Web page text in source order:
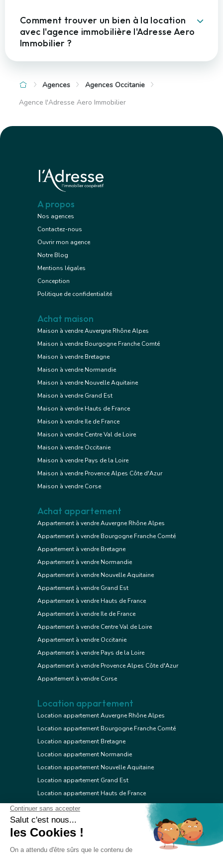
Comment trouver un bien à la location
avec l'agence immobilière l'Adresse Aero
Immobilier ?
Agences
Agences Occitanie
Agence l'Adresse Aero Immobilier
A propos
Nos agences
Contactez-nous
Ouvrir mon agence
Notre Blog
Mentions légales
Conception
Politique de confidentialité
Achat maison
Maison à vendre Auvergne Rhône Alpes
Maison à vendre Bourgogne Franche Comté
Maison à vendre Bretagne
Maison à vendre Normandie
Maison à vendre Nouvelle Aquitaine
Maison à vendre Grand Est
Maison à vendre Hauts de France
Maison à vendre Ile de France
Maison à vendre Centre Val de Loire
Maison à vendre Occitanie
Maison à vendre Pays de la Loire
Maison à vendre Provence Alpes Côte d'Azur
Maison à vendre Corse
Achat appartement
Appartement à vendre Auvergne Rhône Alpes
Appartement à vendre Bourgogne Franche Comté
Appartement à vendre Bretagne
Appartement à vendre Normandie
Appartement à vendre Nouvelle Aquitaine
Appartement à vendre Grand Est
Appartement à vendre Hauts de France
Appartement à vendre Ile de France
Appartement à vendre Centre Val de Loire
Appartement à vendre Occitanie
Appartement à vendre Pays de la Loire
Appartement à vendre Provence Alpes Côte d'Azur
Appartement à vendre Corse
Location appartement
Location appartement Auvergne Rhône Alpes
Location appartement Bourgogne Franche Comté
Location appartement Bretagne
Location appartement Normandie
Location appartement Nouvelle Aquitaine
Location appartement Grand Est
Location appartement Hauts de France
Location appartement Ile de France
Location appartement Centre Val de Loire
Location appartement Occitanie
Location appartement Pays de la Loire